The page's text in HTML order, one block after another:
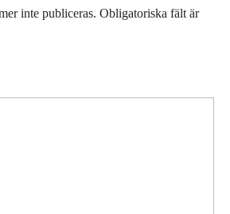
inte publiceras. Obligatoriska fält är